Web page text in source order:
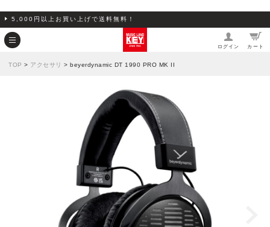
5,000円以上お買い上げで送料無料！
ログイン カート
TOP > アクセサリ > beyerdynamic DT 1990 PRO MK II